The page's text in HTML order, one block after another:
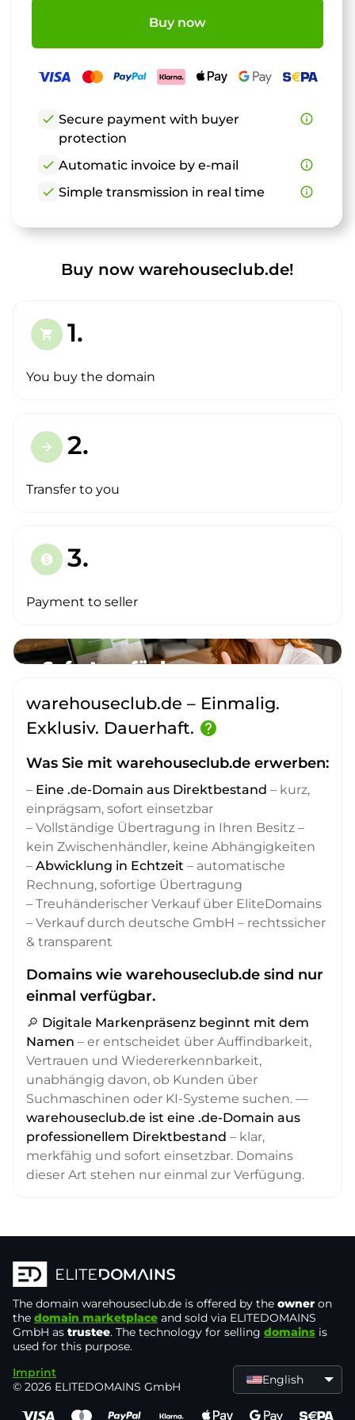
Buy now
check Secure payment with buyer
protection
info_outline
check Automatic invoice by e-mail
info_outline
check Simple transmission in real time info_outline
Buy now warehouseclub.de!
shopping_cart 1.
You buy the domain
arrow_forward 2.
Transfer to you
paid 3.
Payment to seller
warehouseclub.de – Einmalig.
Exklusiv. Dauerhaft. help
Was Sie mit warehouseclub.de erwerben:
– Eine .de-Domain aus Direktbestand – kurz,
einprägsam, sofort einsetzbar
– Vollständige Übertragung in Ihren Besitz –
kein Zwischenhändler, keine Abhängigkeiten
– Abwicklung in Echtzeit – automatische
Rechnung, sofortige Übertragung
– Treuhänderischer Verkauf über EliteDomains
– Verkauf durch deutsche GmbH – rechtssicher
& transparent
Domains wie warehouseclub.de sind nur
einmal verfügbar.
🔎 Digitale Markenpräsenz beginnt mit dem
Namen – er entscheidet über Auffindbarkeit,
Vertrauen und Wiedererkennbarkeit,
unabhängig davon, ob Kunden über
Suchmaschinen oder KI-Systeme suchen. —
warehouseclub.de ist eine .de-Domain aus
professionellem Direktbestand – klar,
merkfähig und sofort einsetzbar. Domains
dieser Art stehen nur einmal zur Verfügung.
The domain warehouseclub.de is offered by the owner on
the domain marketplace and sold via ELITEDOMAINS
GmbH as trustee. The technology for selling domains is
used for this purpose.
Imprint
© 2026 ELITEDOMAINS GmbH
English